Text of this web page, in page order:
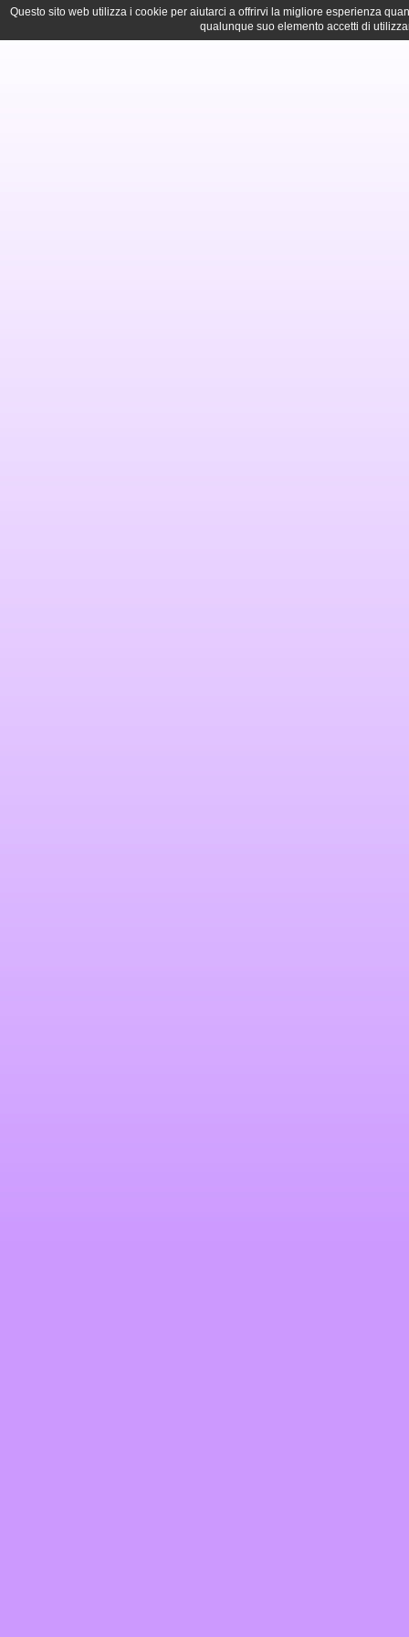
Questo sito web utilizza i cookie per aiutarci a offrirvi la migliore esperienza
qualunque suo elemento accetti di